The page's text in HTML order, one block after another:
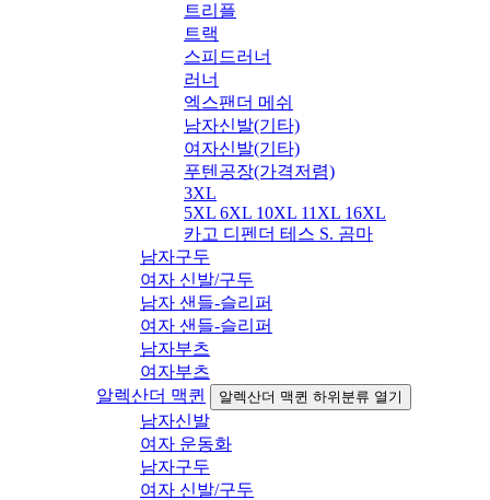
트리플
트랙
스피드러너
러너
엑스팬더 메쉬
남자신발(기타)
여자신발(기타)
푸텐공장(가격저렴)
3XL
5XL 6XL 10XL 11XL 16XL
카고 디펜더 테스 S. 곰마
남자구두
여자 신발/구두
남자 샌들-슬리퍼
여자 샌들-슬리퍼
남자부츠
여자부츠
알렉산더 맥퀸
알렉산더 맥퀸 하위분류 열기
남자신발
여자 운동화
남자구두
여자 신발/구두